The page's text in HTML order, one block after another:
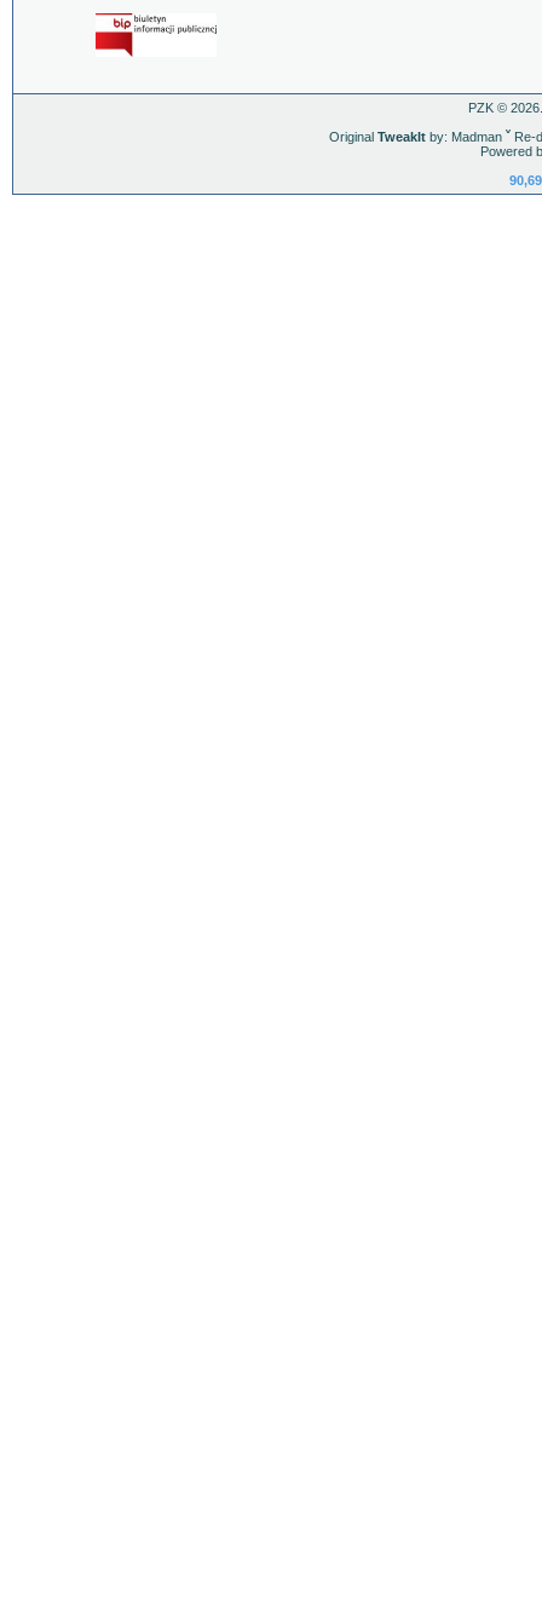
PZK ©
Original TweakItby: Madman ˇRe-
Powered